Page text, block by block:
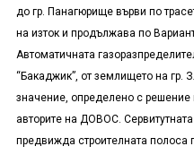
до гр. Панагюрище върви по
на изток и продължава по
Автоматичната
“Бакаджик”, от землището на гр.
значение, определено с решение
авторите на ДОВОС.
предвижда строителната полоса